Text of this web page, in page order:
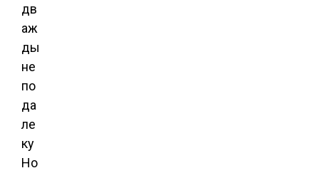
дв
аж
ды
не
по
да
ле
ку
Но